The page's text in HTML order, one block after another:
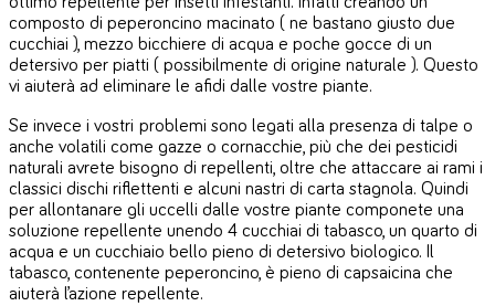
composto di peperoncino macinato ( ne bastano giusto due
cucchiai ), mezzo bicchiere di acqua e poche gocce di un
detersivo per piatti ( possibilmente di origine naturale ). Questo
vi aiuterà ad eliminare le afidi dalle vostre piante.
Se invece i vostri problemi sono legati alla presenza di talpe o
anche volatili come gazze o cornacchie, più che dei pesticidi
naturali avrete bisogno di repellenti, oltre che attaccare ai rami i
classici dischi riflettenti e alcuni nastri di carta stagnola. Quindi
per allontanare gli uccelli dalle vostre piante componete una
soluzione repellente unendo 4 cucchiai di tabasco, un quarto di
acqua e un cucchiaio bello pieno di detersivo biologico. Il
tabasco, contenente peperoncino, è pieno di capsaicina che
aiuterà l’azione repellente.